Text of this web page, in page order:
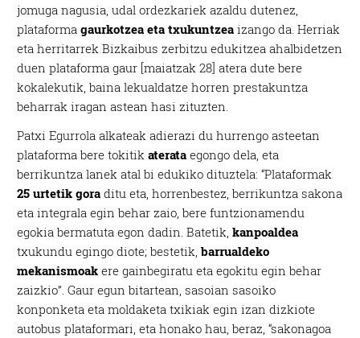
jomuga nagusia, udal ordezkariek azaldu dutenez,
plataformagaurkotzea eta txukuntzea izango da. Herriak
eta herritarrek Bizkaibus zerbitzu edukitzea ahalbidetzen
duen plataforma gaur [maiatzak 28] atera dute bere
kokalekutik, baina lekualdatze horren prestakuntza
beharrak iragan astean hasi zituzten.
Patxi Egurrola alkateak adierazi du hurrengo asteetan
plataforma bere tokitikaterata egongo dela, eta
berrikuntza lanek atal bi edukiko dituztela: “Plataformak
25 urtetik gora ditu eta, horrenbestez, berrikuntza sakona
eta integrala egin behar zaio, bere funtzionamendu
egokia bermatuta egon dadin. Batetik,kanpoaldea
txukundu egingo diote; bestetik, barrualdeko
mekanismoak ere gainbegiratu eta egokitu egin behar
zaizkio”. Gaur egun bitartean, sasoian sasoiko
konponketa eta moldaketa txikiak egin izan dizkiote
autobus plataformari, eta honako hau, beraz, “sakonagoa